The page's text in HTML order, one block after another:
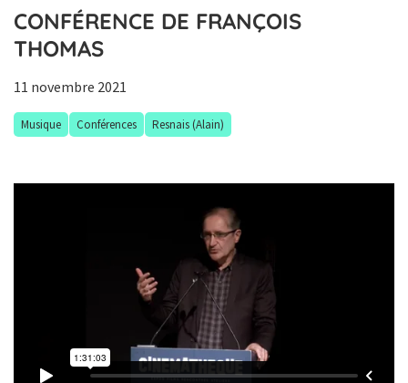
CONFÉRENCE DE FRANÇOIS
THOMAS
11 novembre 2021
Musique Conférences Resnais (Alain)